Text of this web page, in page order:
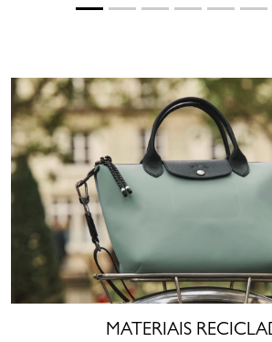
MATERIAIS